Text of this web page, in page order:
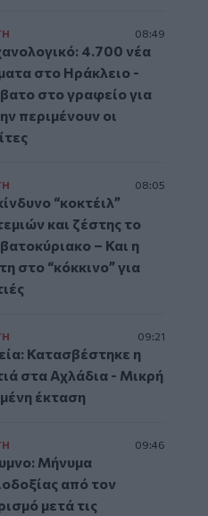
08:49
4.700 νέα
στο Ηράκλειο -
στο γραφείο για
περιμένουν οι
08:05
“κοκτέιλ”
και ζέστης το
– Και η
στο “κόκκινο” για
09:21
Κατασβέστηκε η
στα Αχλάδια - Μικρή
έκταση
09:46
Μήνυμα
από τον
μετά τις